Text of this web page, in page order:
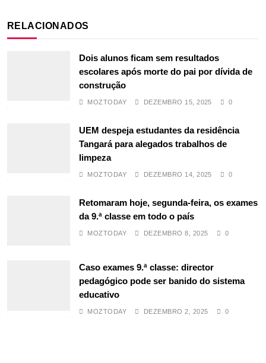
RELACIONADOS
Dois alunos ficam sem resultados
escolares após morte do pai por dívida de
construção
MOZTODAY DEZEMBRO 15, 2025 0
UEM despeja estudantes da residência
Tangará para alegados trabalhos de
limpeza
MOZTODAY DEZEMBRO 14, 2025 0
Retomaram hoje, segunda-feira, os exames
da 9.ª classe em todo o país
MOZTODAY DEZEMBRO 8, 2025 0
Caso exames 9.ª classe: director
pedagógico pode ser banido do sistema
educativo
MOZTODAY DEZEMBRO 2, 2025 0